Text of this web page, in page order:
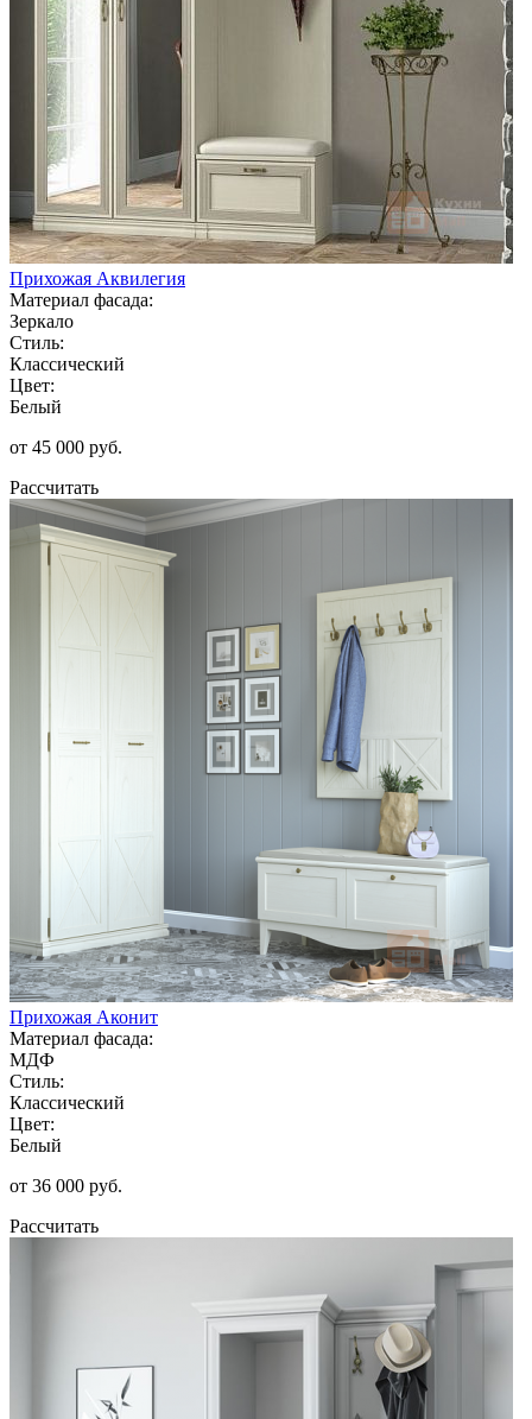
Прихожая Аквилегия
Материал фасада:
Зеркало
Стиль:
Классический
Цвет:
Белый
от 45 000 руб.
Рассчитать
Прихожая Аконит
Материал фасада:
МДФ
Стиль:
Классический
Цвет:
Белый
от 36 000 руб.
Рассчитать